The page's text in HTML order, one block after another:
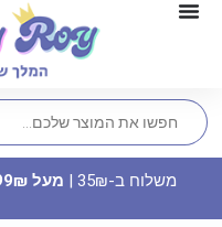
משלוח ב-35₪ | מעל 599₪ משלוח חינם או איסוף עצמי